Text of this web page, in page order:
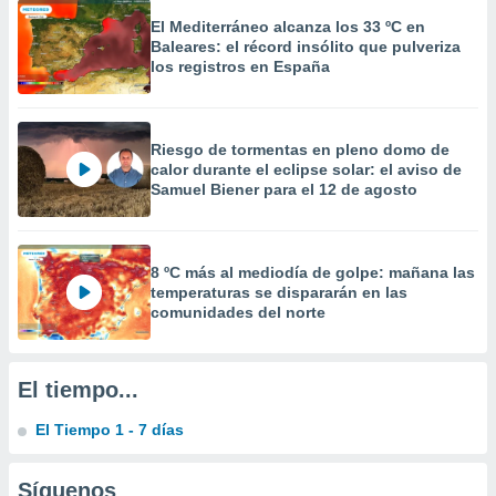
crear un
uso de
la
contenido
medir el
de la
el
de
o a través
de
de
uso de
El Mediterráneo alcanza los 33 ºC en
Baleares: el récord insólito que pulveriza
los registros en España
Riesgo de tormentas en pleno domo de
calor durante el eclipse solar: el aviso de
Samuel Biener para el 12 de agosto
8 ºC más al mediodía de golpe: mañana las
temperaturas se dispararán en las
comunidades del norte
El tiempo...
El Tiempo 1 - 7 días
Síguenos